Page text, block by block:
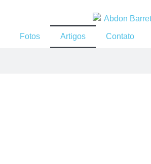
Fotos Artigos Contato